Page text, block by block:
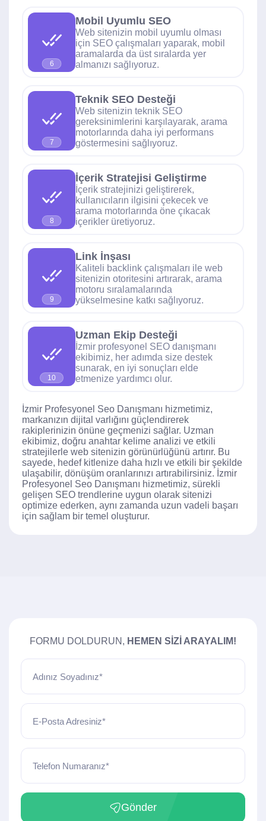
6
Mobil Uyumlu SEO
Web sitenizin mobil uyumlu olması
için SEO çalışmaları yaparak, mobil
aramalarda da üst sıralarda yer
almanızı sağlıyoruz.
7
Teknik SEO Desteği
Web sitenizin teknik SEO
gereksinimlerini karşılayarak, arama
motorlarında daha iyi performans
göstermesini sağlıyoruz.
8
İçerik Stratejisi Geliştirme
İçerik stratejinizi geliştirerek,
kullanıcıların ilgisini çekecek ve
arama motorlarında öne çıkacak
içerikler üretiyoruz.
9
Link İnşası
Kaliteli backlink çalışmaları ile web
sitenizin otoritesini artırarak, arama
motoru sıralamalarında
yükselmesine katkı sağlıyoruz.
10
Uzman Ekip Desteği
İzmir profesyonel SEO danışmanı
ekibimiz, her adımda size destek
sunarak, en iyi sonuçları elde
etmenize yardımcı olur.
İzmir Profesyonel Seo Danışmanı hizmetimiz,
markanızın dijital varlığını güçlendirerek
rakiplerinizin önüne geçmenizi sağlar. Uzman
ekibimiz, doğru anahtar kelime analizi ve etkili
stratejilerle web sitenizin görünürlüğünü artırır. Bu
sayede, hedef kitlenize daha hızlı ve etkili bir şekilde
ulaşabilir, dönüşüm oranlarınızı artırabilirsiniz. İzmir
Profesyonel Seo Danışmanı hizmetimiz, sürekli
gelişen SEO trendlerine uygun olarak sitenizi
optimize ederken, aynı zamanda uzun vadeli başarı
için sağlam bir temel oluşturur.
FORMU DOLDURUN, HEMEN SIZI ARAYALIM!
Adınız Soyadınız*
E-Posta Adresiniz*
Telefon Numaranız*
Gönder